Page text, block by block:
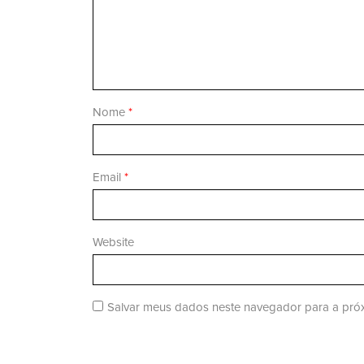
Nome *
Email *
Website
Salvar meus dados neste navegador para a